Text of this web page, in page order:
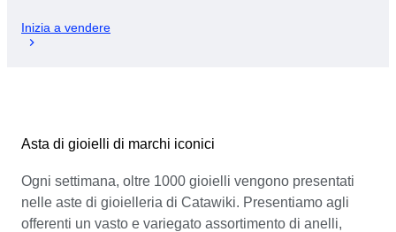
Inizia a vendere
Asta di gioielli di marchi iconici
Ogni settimana, oltre 1000 gioielli vengono presentati
nelle aste di gioielleria di Catawiki. Presentiamo agli
offerenti un vasto e variegato assortimento di anelli,